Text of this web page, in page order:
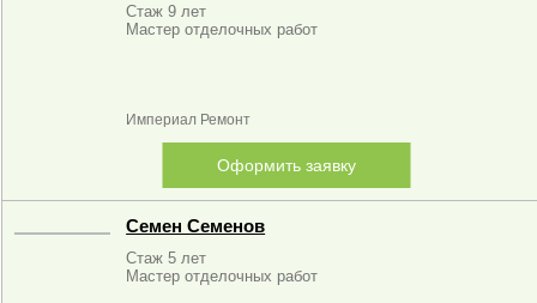
Стаж 9 лет
Мастер отделочных работ
Империал Ремонт
Оформить заявку
Семен Семенов
Стаж 5 лет
Мастер отделочных работ